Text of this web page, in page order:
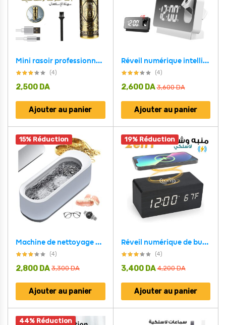
Mini rasoir professionnel étanche rechargeable HW-T8 en acier
(4)
2,500 DA
Ajouter au panier
Réveil numérique intelligent avec projecteur 180° TempéRature USB , Snooze
(4)
3,600DA
2,600 DA
Ajouter au panier
15% Réduction
Machine de nettoyage accessoire ultrasonique Portable, élimine les taches, bijoux, lunettes,bague
(4)
3,300DA
2,800 DA
Ajouter au panier
19% Réduction
Réveil numérique de bureau en bois avec socle de charge sans fil Qi
(4)
4,200DA
3,400 DA
Ajouter au panier
44% Réduction